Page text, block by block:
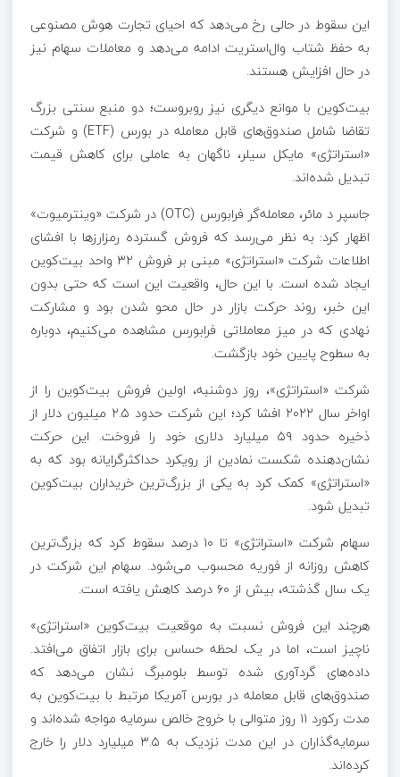
این سقوط در حالی رخ می‌دهد که احیای تجارت هوش مصنوعی
به حفظ شتاب وال‌استریت ادامه می‌دهد و معاملات سهام نیز
در حال افزایش هستند.
بیت‌کوین با موانع دیگری نیز روبروست؛ دو منبع سنتی بزرگ
تقاضا شامل صندوق‌های قابل معامله در بورس (ETF) و شرکت
«استراتژی» مایکل سیلر، ناگهان به عاملی برای کاهش قیمت
تبدیل شده‌اند.
جاسپر د مائر، معامله‌گر فرابورس (OTC) در شرکت «وینترمیوت»
اظهار کرد: به نظر می‌رسد که فروش گسترده رمزارزها با افشای
اطلاعات شرکت «استراتژی» مبنی بر فروش ۳۲ واحد بیت‌کوین
ایجاد شده است. با این حال، واقعیت این است که حتی بدون
این خبر، روند حرکت بازار در حال محو شدن بود و مشارکت
نهادی که در میز معاملاتی فرابورس مشاهده می‌کنیم، دوباره
به سطوح پایین خود بازگشت.
شرکت «استراتژی»، روز دوشنبه، اولین فروش بیت‌کوین را از
اواخر سال ۲۰۲۲ افشا کرد؛ این شرکت حدود ۲.۵ میلیون دلار از
ذخیره حدود ۵۹ میلیارد دلاری خود را فروخت. این حرکت
نشان‌دهنده شکست نمادین از رویکرد حداکثرگرایانه بود که به
«استراتژی» کمک کرد به یکی از بزرگ‌ترین خریداران بیت‌کوین
تبدیل شود.
سهام شرکت «استراتژی» تا ۱۰ درصد سقوط کرد که بزرگ‌ترین
کاهش روزانه از فوریه محسوب می‌شود. سهام این شرکت در
یک سال گذشته، بیش از ۶۰ درصد کاهش یافته است.
هرچند این فروش نسبت به موقعیت بیت‌کوین «استراتژی»
ناچیز است، اما در یک لحظه حساس برای بازار اتفاق می‌افتد.
داده‌های گردآوری‌ شده توسط بلومبرگ نشان می‌دهد که
صندوق‌های قابل معامله در بورس آمریکا مرتبط با بیت‌کوین به
مدت رکورد ۱۱ روز متوالی با خروج خالص سرمایه مواجه شده‌اند و
سرمایه‌گذاران در این مدت نزدیک به ۳.۵ میلیارد دلار را خارج
کرده‌اند.